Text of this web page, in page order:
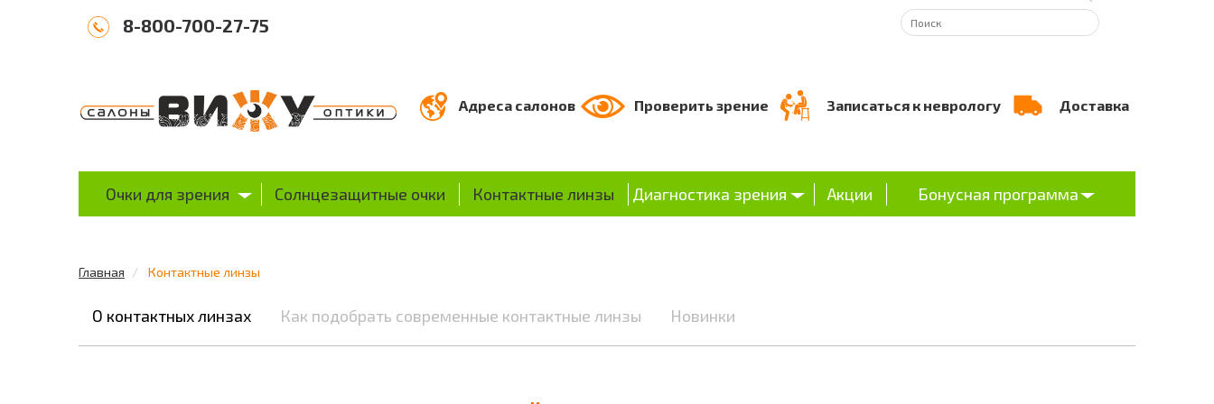
8-800-700-27-75
Адреса салонов Проверить зрение Записаться к неврологу Доставка
Очки для зрения Солнцезащитные очки Контактные линзы Диагностика зрения Акции Бонусная программа
Главная Контактные линзы
О контактных линзах Как подобрать современные контактные линзы Новинки